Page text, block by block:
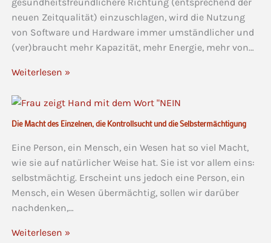
neuen Zeitqualität) einzuschlagen, wird die Nutzung
von Software und Hardware immer umständlicher und
(ver)braucht mehr Kapazität, mehr Energie, mehr von…
Weiterlesen »
Die Macht des Einzelnen, die Kontrollsucht und die Selbstermächtigung
Eine Person, ein Mensch, ein Wesen hat so viel Macht,
wie sie auf natürlicher Weise hat. Sie ist vor allem eins:
selbstmächtig. Erscheint uns jedoch eine Person, ein
Mensch, ein Wesen übermächtig, sollen wir darüber
nachdenken,…
Weiterlesen »